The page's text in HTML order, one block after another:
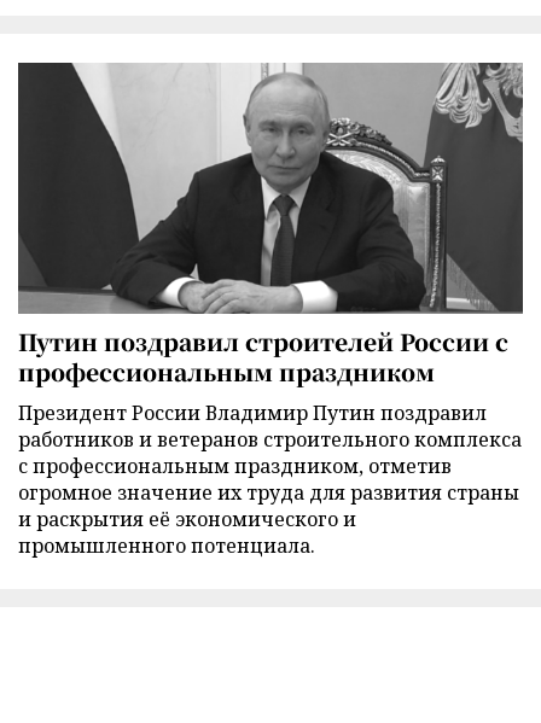
Путин поздравил строителей России с
профессиональным праздником
Президент России Владимир Путин поздравил
работников и ветеранов строительного комплекса
с профессиональным праздником, отметив
огромное значение их труда для развития страны
и раскрытия её экономического и
промышленного потенциала.